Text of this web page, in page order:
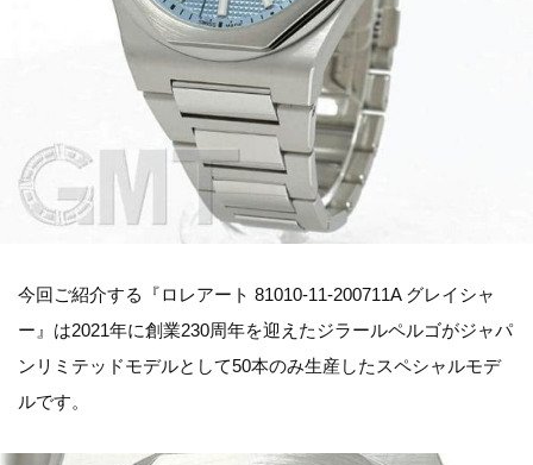
今回ご紹介する『ロレアート 81010-11-200711A グレイシャ
ー』は2021年に創業230周年を迎えたジラールペルゴがジャパ
ンリミテッドモデルとして50本のみ生産したスペシャルモデ
ルです。